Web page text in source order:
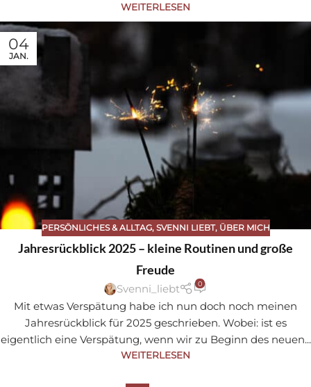
WEITERLESEN
04
JAN.
PERSÖNLICHES & ALLTAG, SVENNI LIEBT, ÜBER MICH
Jahresrückblick 2025 – kleine Routinen und große
Freude
Svenni_liebt 0
Mit etwas Verspätung habe ich nun doch noch meinen
Jahresrückblick für 2025 geschrieben. Wobei: ist es
eigentlich eine Verspätung, wenn wir zu Beginn des neuen...
WEITERLESEN